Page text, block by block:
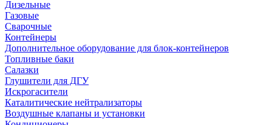
Дизельные
Газовые
Сварочные
Контейнеры
Дополнительное оборудование для блок-контейнеров
Топливные баки
Салазки
Глушители для ДГУ
Искрогасители
Каталитические нейтрализаторы
Воздушные клапаны и установки